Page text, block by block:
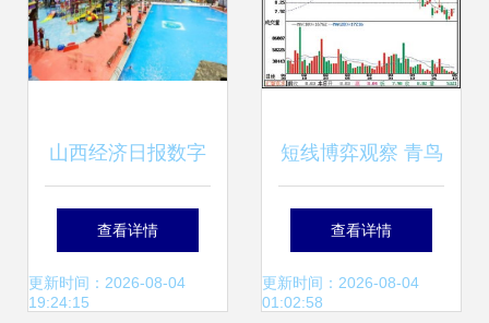
山西经济日报数字
报 计算机软硬件技
术开发的未来趋势
查看详情
更新时间：2026-08-04
19:24:15
短线博弈观察 青鸟
华光技术面与计算
机软硬件板块联动
查看详情
更新时间：2026-08-04
01:02:58